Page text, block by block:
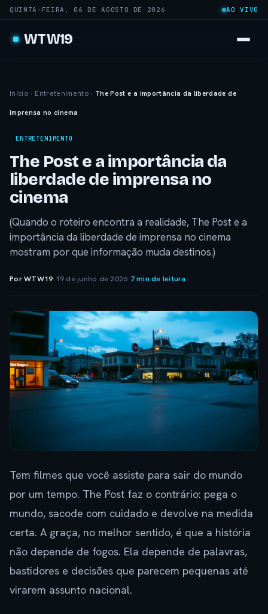
QUINTA-FEIRA, 06 DE AGOSTO DE 2026 AO VIVO
WTW19
Início › Entretenimento › The Post e a importância da liberdade de
imprensa no cinema
ENTRETENIMENTO
The Post e a importância da
liberdade de imprensa no
cinema
(Quando o roteiro encontra a realidade, The Post e a
importância da liberdade de imprensa no cinema
mostram por que informação muda destinos.)
Por WTW19· 19 de junho de 2026· 7 min de leitura
Tem filmes que você assiste para sair do mundo
por um tempo. The Post faz o contrário: pega o
mundo, sacode com cuidado e devolve na medida
certa. A graça, no melhor sentido, é que a história
não depende de fogos. Ela depende de palavras,
bastidores e decisões que parecem pequenas até
virarem assunto nacional.